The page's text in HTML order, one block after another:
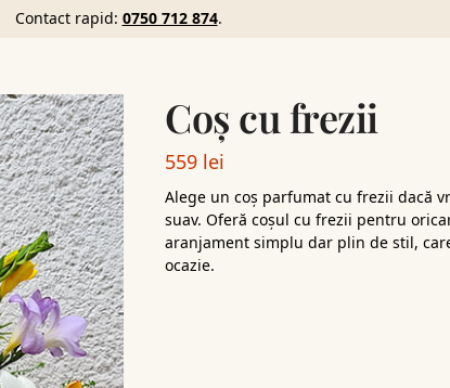
Contact rapid: 0750 712 874.
Coș cu frezii
559 lei
Alege un coș parfumat cu frezii dacă
suav. Oferă coșul cu frezii pentru
aranjament simplu dar plin de stil,
ocazie.